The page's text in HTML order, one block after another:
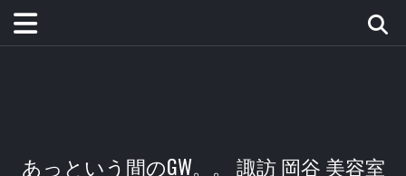
あっという間のGW。。 諏訪 岡谷 美容室